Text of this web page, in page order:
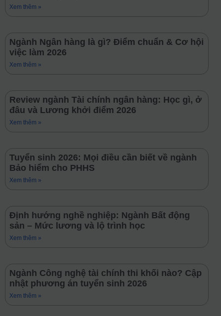
Xem thêm »
Ngành Ngân hàng là gì? Điểm chuẩn & Cơ hội
việc làm 2026
Xem thêm »
Review ngành Tài chính ngân hàng: Học gì, ở
đâu và Lương khởi điểm 2026
Xem thêm »
Tuyển sinh 2026: Mọi điều cần biết về ngành
Bảo hiểm cho PHHS
Xem thêm »
Định hướng nghề nghiệp: Ngành Bất động
sản – Mức lương và lộ trình học
Xem thêm »
Ngành Công nghệ tài chính thi khối nào? Cập
nhật phương án tuyển sinh 2026
Xem thêm »